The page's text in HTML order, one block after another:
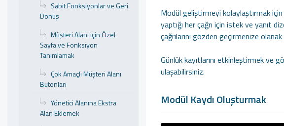
Sabit Fonksiyonlar ve Geri
Dönüş
Müşteri Alanı için Özel
Sayfa ve Fonksiyon
Tanımlamak
Çok Amaçlı Müşteri Alanı
Butonları
Yönetici Alanına Ekstra
Alan Eklemek
Modül geliştirmeyi kolaylaştırmak
yaptığı her çağrı için istek ve yanıt
çağrılarını gözden geçirmenize olanak
Günlük kayıtlarını etkinleştirmek ve
ulaşabilirsiniz.
Modül Kaydı Oluşturmak